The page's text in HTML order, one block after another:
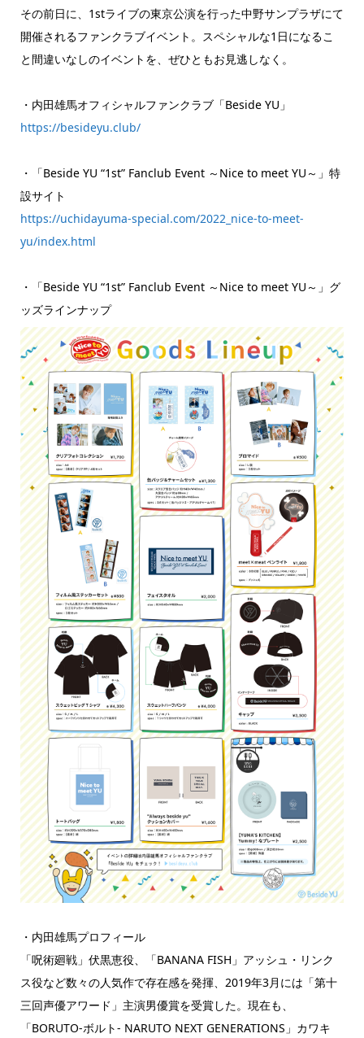
その前日に、1stライブの東京公演を行った中野サンプラザにて
開催されるファンクラブイベント。スペシャルな1日になるこ
と間違いなしのイベントを、ぜひともお見逃しなく。
・内田雄馬オフィシャルファンクラブ「Beside YU」
https://besideyu.club/
・「Beside YU “1st” Fanclub Event ～Nice to meet YU～」特
設サイト
https://uchidayuma-special.com/2022_nice-to-meet-
yu/index.html
・「Beside YU “1st” Fanclub Event ～Nice to meet YU～」グ
ッズラインナップ
・内田雄馬プロフィール
「呪術廻戦」伏黒恵役、「BANANA FISH」アッシュ・リンク
ス役など数々の人気作で存在感を発揮、2019年3月には「第十
三回声優アワード」主演男優賞を受賞した。現在も、
「BORUTO-ボルト- NARUTO NEXT GENERATIONS」カワキ